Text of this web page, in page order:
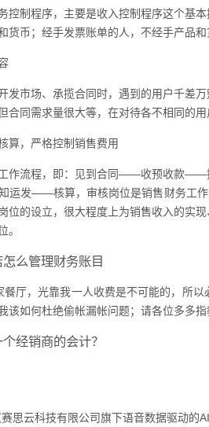
控制程序，主要是收入控制程序这个基
货币；经手发票账单的人，不经手产品
发市场、承揽合同时，遇到的用户千差
合同需求量很大等，在对待各不相同的
算，严格控制销售费用
工作流程，即：见到合同——收预收
运发——核算，审核岗位是销售财务工
位的设立，很大程度上为销售收入的实
。
么管理财务账目
厅，光靠我一人收费是不可能的，所
该如何杜绝偷帐漏帐问题；请各位多多指
经销商的会计？
思云科技有限公司旗下语音数据驱动